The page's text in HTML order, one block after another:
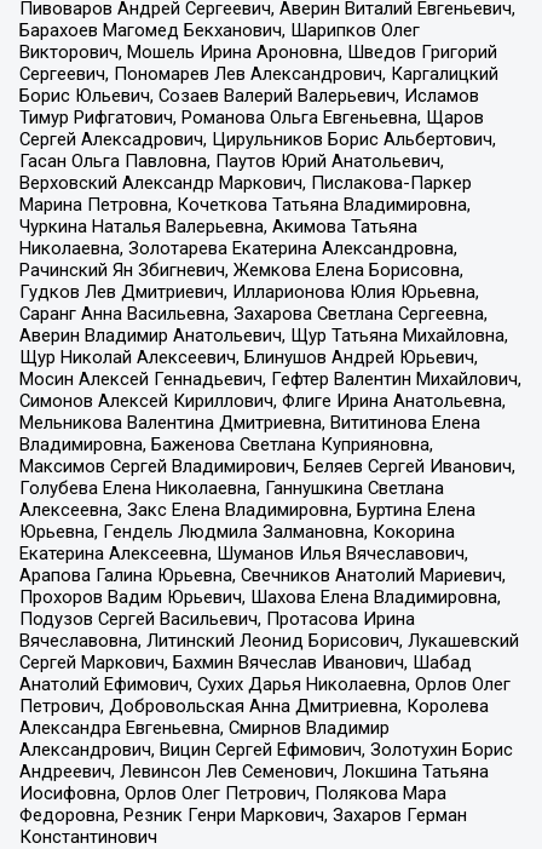
Пивоваров Андрей Сергеевич, Аверин Виталий Евгеньевич,
Барахоев Магомед Бекханович, Шарипков Олег
Викторович, Мошель Ирина Ароновна, Шведов Григорий
Сергеевич, Пономарев Лев Александрович, Каргалицкий
Борис Юльевич, Созаев Валерий Валерьевич, Исламов
Тимур Рифгатович, Романова Ольга Евгеньевна, Щаров
Сергей Алексадрович, Цирульников Борис Альбертович,
Гасан Ольга Павловна, Паутов Юрий Анатольевич,
Верховский Александр Маркович, Пислакова-Паркер
Марина Петровна, Кочеткова Татьяна Владимировна,
Чуркина Наталья Валерьевна, Акимова Татьяна
Николаевна, Золотарева Екатерина Александровна,
Рачинский Ян Збигневич, Жемкова Елена Борисовна,
Гудков Лев Дмитриевич, Илларионова Юлия Юрьевна,
Саранг Анна Васильевна, Захарова Светлана Сергеевна,
Аверин Владимир Анатольевич, Щур Татьяна Михайловна,
Щур Николай Алексеевич, Блинушов Андрей Юрьевич,
Мосин Алексей Геннадьевич, Гефтер Валентин Михайлович,
Симонов Алексей Кириллович, Флиге Ирина Анатольевна,
Мельникова Валентина Дмитриевна, Вититинова Елена
Владимировна, Баженова Светлана Куприяновна,
Максимов Сергей Владимирович, Беляев Сергей Иванович,
Голубева Елена Николаевна, Ганнушкина Светлана
Алексеевна, Закс Елена Владимировна, Буртина Елена
Юрьевна, Гендель Людмила Залмановна, Кокорина
Екатерина Алексеевна, Шуманов Илья Вячеславович,
Арапова Галина Юрьевна, Свечников Анатолий Мариевич,
Прохоров Вадим Юрьевич, Шахова Елена Владимировна,
Подузов Сергей Васильевич, Протасова Ирина
Вячеславовна, Литинский Леонид Борисович, Лукашевский
Сергей Маркович, Бахмин Вячеслав Иванович, Шабад
Анатолий Ефимович, Сухих Дарья Николаевна, Орлов Олег
Петрович, Добровольская Анна Дмитриевна, Королева
Александра Евгеньевна, Смирнов Владимир
Александрович, Вицин Сергей Ефимович, Золотухин Борис
Андреевич, Левинсон Лев Семенович, Локшина Татьяна
Иосифовна, Орлов Олег Петрович, Полякова Мара
Федоровна, Резник Генри Маркович, Захаров Герман
Константинович